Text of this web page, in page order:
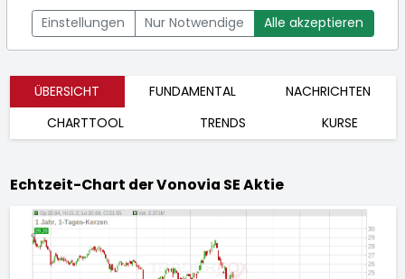
DE000A1ML7J1]
Aktienkurse
Bid:21,020€Ask:21,100€
ÜBERSICHT FUNDAMENTAL
NACHRICHTEN
CHARTTOOL
TRENDS KURSE
Echtzeit-Chart der Vonovia SE Aktie
Einstellungen Nur Notwendige Alle akzeptieren